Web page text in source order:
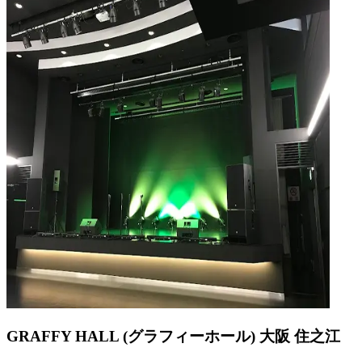
GRAFFY HALL (グラフィーホール) 大阪 住之江